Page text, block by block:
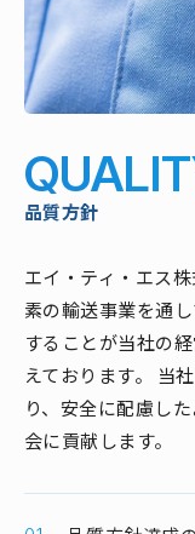
品質方針
エイ・ティ・エス
素の輸送事業を通
することが当社の
えております。 当
り、安全に配慮し
会に貢献します。